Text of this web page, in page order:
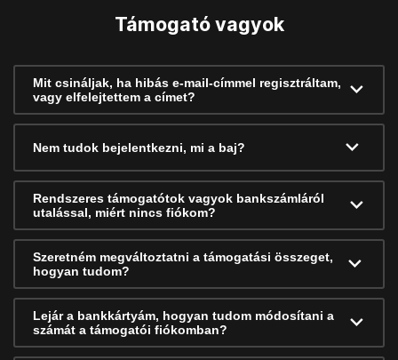
Támogató vagyok
Mit csináljak, ha hibás e-mail-címmel regisztráltam,
vagy elfelejtettem a címet?
Nem tudok bejelentkezni, mi a baj?
Rendszeres támogatótok vagyok bankszámláról
utalással, miért nincs fiókom?
Szeretném megváltoztatni a támogatási összeget,
hogyan tudom?
Lejár a bankkártyám, hogyan tudom módosítani a
számát a támogatói fiókomban?